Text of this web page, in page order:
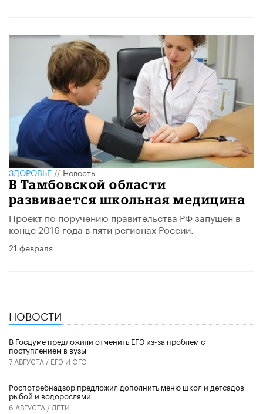
ЗДОРОВЬЕ//Новость
В Тамбовской области
развивается школьная медицина
Проект по поручению правительства РФ запущен в
конце 2016 года в пяти регионах России.
21 февраля
НОВОСТИ
В Госдуме предложили отменить ЕГЭ из-за проблем с
поступлением в вузы
7 АВГУСТА / ЕГЭ И ОГЭ
Роспотребнадзор предложил дополнить меню школ и детсадов
рыбой и водорослями
6 АВГУСТА / ДЕТИ